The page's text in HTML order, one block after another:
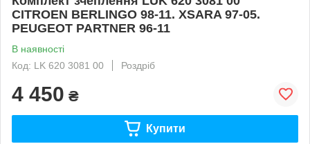
CITROEN BERLINGO 98-11. XSARA 97-05.
PEUGEOT PARTNER 96-11
В наявності
Код: LK 620 3081 00
Роздріб
4 450 ₴
Купити